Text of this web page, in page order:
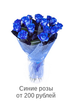
Синие розы
от 200 рублей